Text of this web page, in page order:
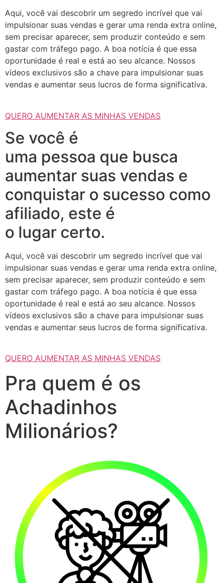
Aqui, você vai descobrir um segredo incrível que vai
impulsionar suas vendas e gerar uma renda extra online,
sem precisar aparecer, sem produzir conteúdo e sem
gastar com tráfego pago. A boa notícia é que essa
oportunidade é real e está ao seu alcance. Nossos
vídeos exclusivos são a chave para impulsionar suas
vendas e aumentar seus lucros de forma significativa.
QUERO AUMENTAR AS MINHAS VENDAS
Se você é
uma pessoa que busca
aumentar suas vendas e
conquistar o sucesso como
afiliado, este é
o lugar certo.
Aqui, você vai descobrir um segredo incrível que vai
impulsionar suas vendas e gerar uma renda extra online,
sem precisar aparecer, sem produzir conteúdo e sem
gastar com tráfego pago. A boa notícia é que essa
oportunidade é real e está ao seu alcance. Nossos
vídeos exclusivos são a chave para impulsionar suas
vendas e aumentar seus lucros de forma significativa.
QUERO AUMENTAR AS MINHAS VENDAS
Pra quem é os
Achadinhos
Milionários?